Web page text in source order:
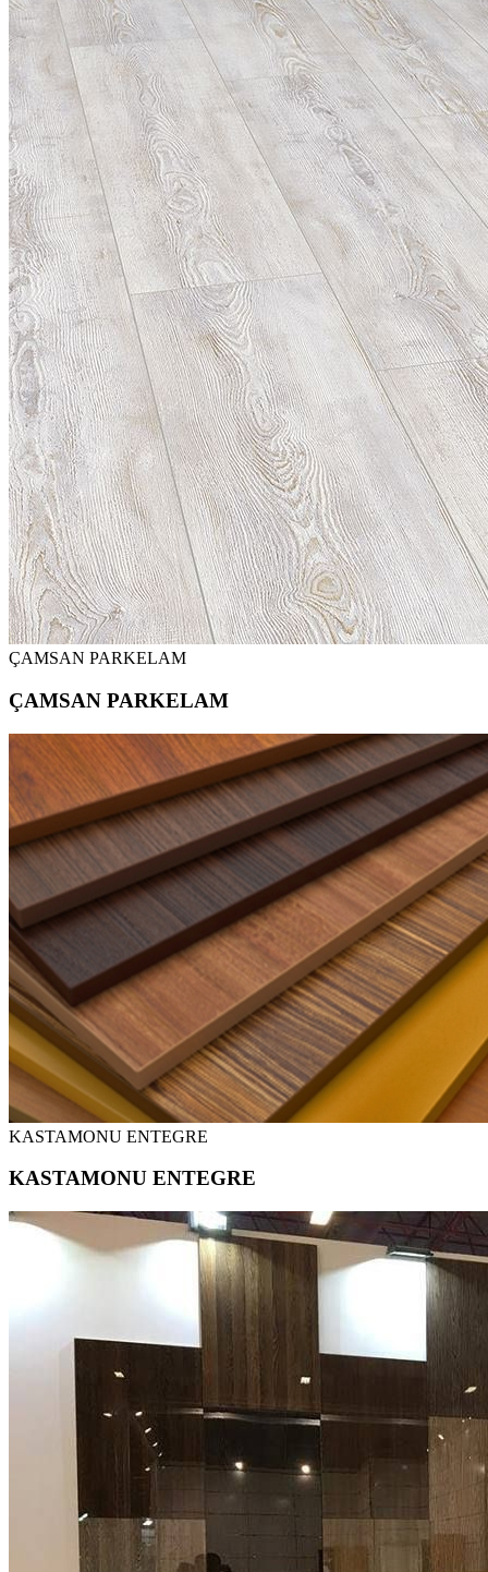
ÇAMSAN PARKELAM
ÇAMSAN PARKELAM
KASTAMONU ENTEGRE
KASTAMONU ENTEGRE